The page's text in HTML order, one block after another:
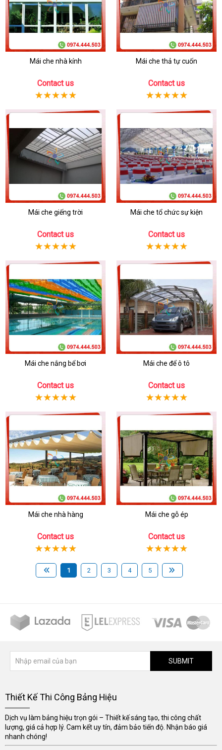
Mái che nhà kính
Contact us
Mái che thả tự cuốn
Contact us
Mái che giếng trời
Contact us
Mái che tổ chức sự kiện
Contact us
Mái che nắng bể bơi
Contact us
Mái che để ô tô
Contact us
Mái che nhà hàng
Contact us
Mái che gỗ ép
Contact us
1 2 3 4 5
SUBMIT
Thiết Kế Thi Công Bảng Hiệu
Dịch vụ làm bảng hiệu trọn gói – Thiết kế sáng tạo, thi công chất
lượng, giá cả hợp lý. Cam kết uy tín, đảm bảo tiến độ. Nhận báo giá
nhanh chóng!